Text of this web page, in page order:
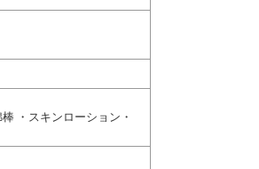
・スキンローション・